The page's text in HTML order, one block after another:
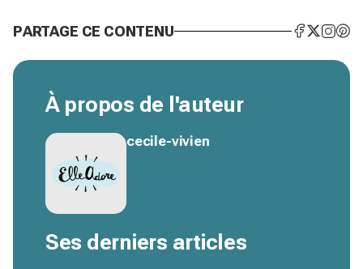
PARTAGE CE CONTENU
À propos de l'auteur
cecile-vivien
Ses derniers articles